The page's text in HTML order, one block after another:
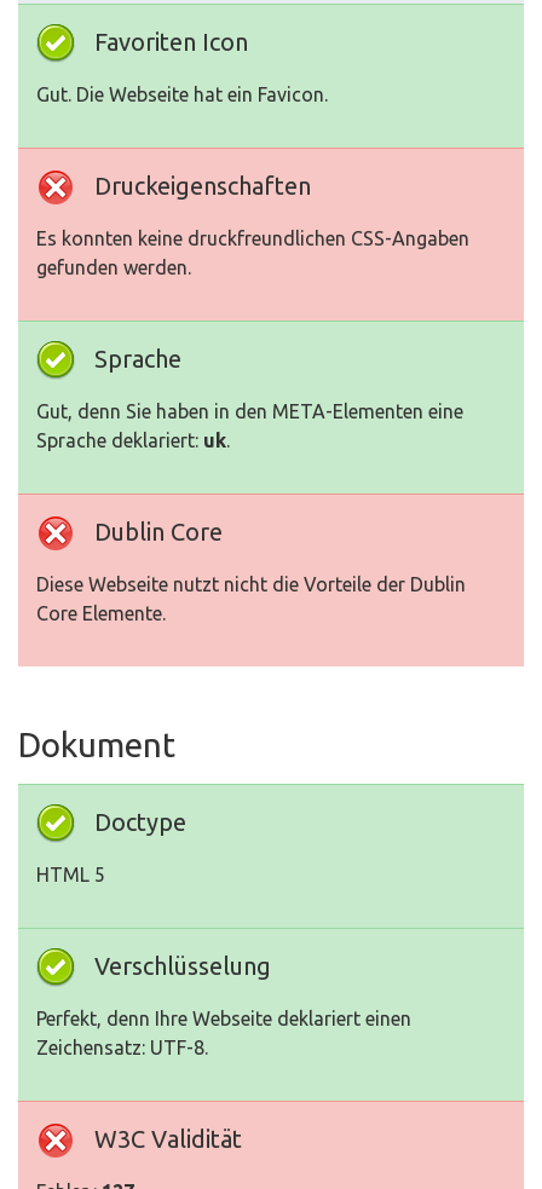
Favoriten Icon
Gut. Die Webseite hat ein Favicon.
Druckeigenschaften
Es konnten keine druckfreundlichen CSS-Angaben
gefunden werden.
Sprache
Gut, denn Sie haben in den META-Elementen eine
Sprache deklariert: uk.
Dublin Core
Diese Webseite nutzt nicht die Vorteile der Dublin
Core Elemente.
Dokument
Doctype
HTML 5
Verschlüsselung
Perfekt, denn Ihre Webseite deklariert einen
Zeichensatz: UTF-8.
W3C Validität